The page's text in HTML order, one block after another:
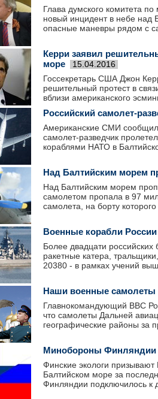
Глава думского комитета
новый инцидент в небе
опасные маневры рядом с
Керри заявил
море
15.04.2016
Госсекретарь США Джон
решительный протест в
вблизи американского
Российский самолет-
Американские СМИ
самолет-разведчик
кораблями НАТО в
Над Балтийским морем
Над Балтийским морем
самолетом пропала в 97
самолета, на борту
Военные корабли
Более двадцати российских
ракетные катера,
20380 - в рамках учений
Наши военные самолеты
Главнокомандующий ВВС
что самолеты Дальней
географические районы за
Минобороны Финляндии
Финские экологи
Балтийском море за
Финляндии подключилось к